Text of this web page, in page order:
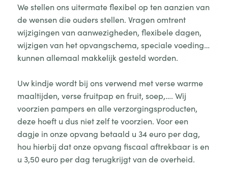
We stellen ons uitermate flexibel op ten aanzien van
de wensen die ouders stellen. Vragen omtrent
wijzigingen van aanwezigheden, flexibele dagen,
wijzigen van het opvangschema, speciale voeding…
kunnen allemaal makkelijk gesteld worden.
Uw kindje wordt bij ons verwend met verse warme
maaltijden, verse fruitpap en fruit, soep,…. Wij
voorzien pampers en alle verzorgingsproducten,
deze hoeft u dus niet zelf te voorzien. Voor een
dagje in onze opvang betaald u 34 euro per dag,
hou hierbij dat onze opvang fiscaal aftrekbaar is en
u 3,50 euro per dag terugkrijgt van de overheid.